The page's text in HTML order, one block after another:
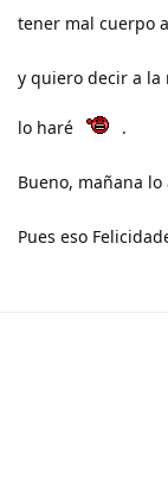
tener mal cuerpo
y quiero decir a la
lo haré .
Bueno, mañana
Pues eso